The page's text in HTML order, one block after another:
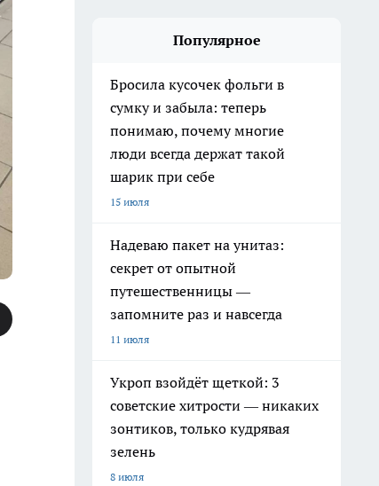
Популярное
Бросила кусочек фольги в
сумку и забыла: теперь
понимаю, почему многие
люди всегда держат такой
шарик при себе
15 июля
Надеваю пакет на унитаз:
секрет от опытной
путешественницы —
запомните раз и навсегда
11 июля
Укроп взойдёт щеткой: 3
советские хитрости — никаких
зонтиков, только кудрявая
зелень
8 июля